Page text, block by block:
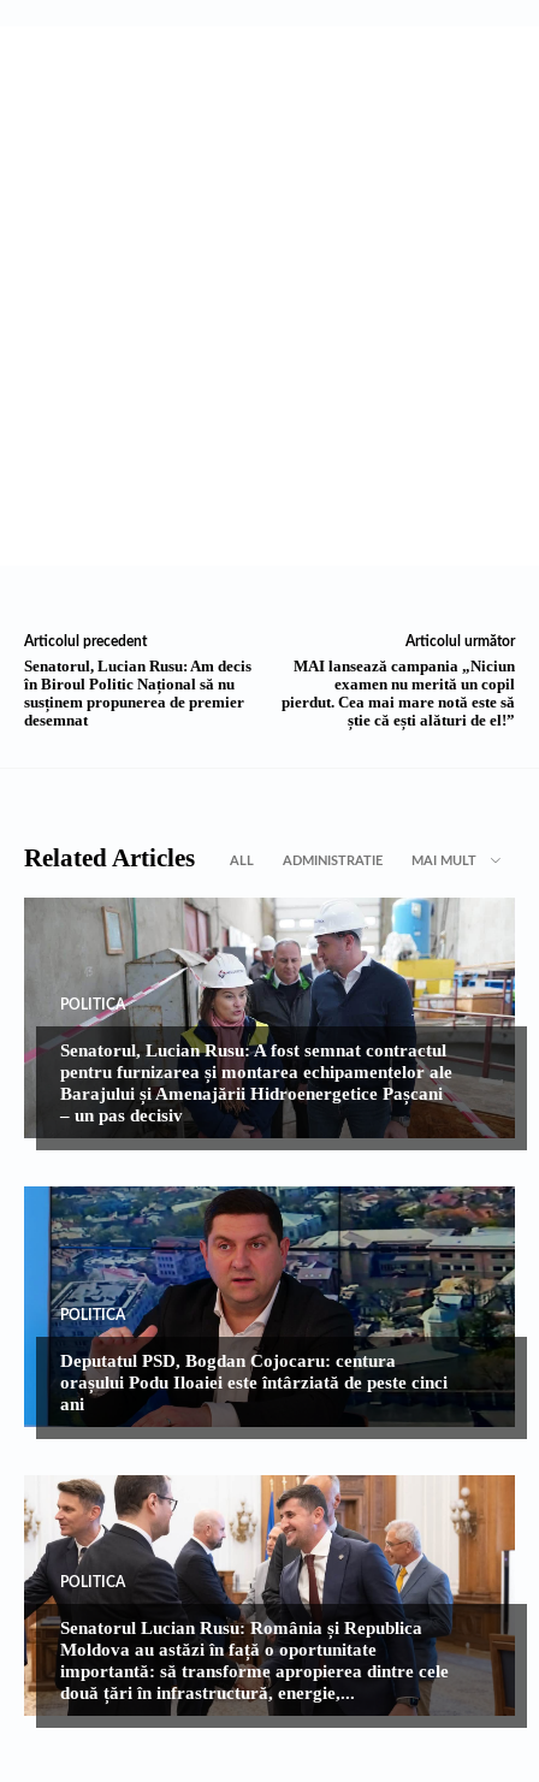
Articolul precedent
Senatorul, Lucian Rusu: Am decis
în Biroul Politic Național să nu
susținem propunerea de premier
desemnat
Articolul următor
MAI lansează campania „Niciun
examen nu merită un copil
pierdut. Cea mai mare notă este să
știe că ești alături de el!”
Related Articles ALL ADMINISTRATIE MAI MULT
POLITICA
Senatorul, Lucian Rusu: A fost semnat contractul
pentru furnizarea și montarea echipamentelor ale
Barajului și Amenajării Hidroenergetice Pașcani
– un pas decisiv
POLITICA
Deputatul PSD, Bogdan Cojocaru: centura
orașului Podu Iloaiei este întârziată de peste cinci
ani
POLITICA
Senatorul Lucian Rusu: România și Republica
Moldova au astăzi în față o oportunitate
importantă: să transforme apropierea dintre cele
două țări în infrastructură, energie,...